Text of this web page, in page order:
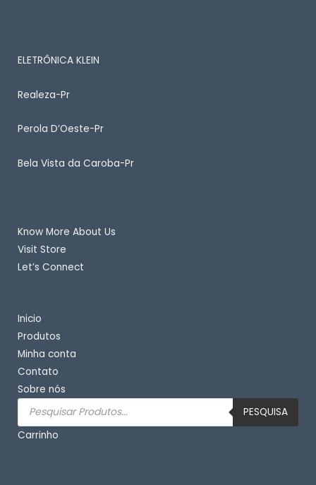
ELETRÔNICA KLEIN
Realeza-Pr
Perola D’Oeste-Pr
Bela Vista da Caroba-Pr
Know More About Us
Visit Store
Let’s Connect
Inicio
Produtos
Minha conta
Contato
Sobre nós
Pesquisar
produtos
PESQUISA
Carrinho